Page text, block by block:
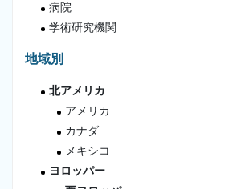
病院
学術研究機関
地域別
北アメリカ
アメリカ
カナダ
メキシコ
ヨロッパー